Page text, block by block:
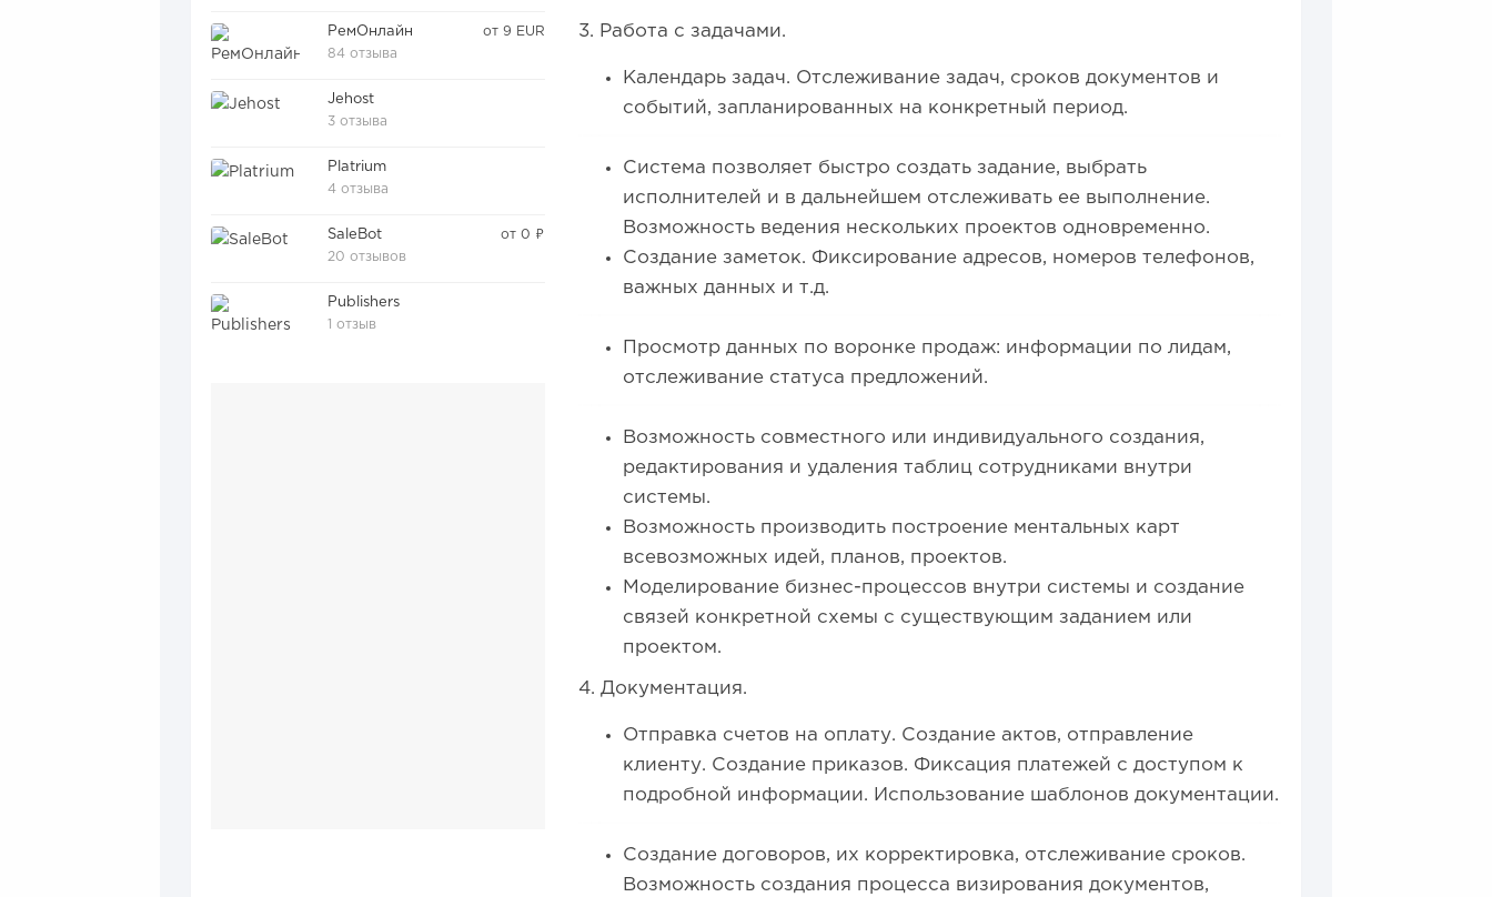
РемОнлайн
84 отзыва
от 9 EUR
Jehost
3 отзыва
Platrium
4 отзыва
SaleBot
20 отзывов
от 0 ₽
Publishers
1 отзыв
3. Работа с задачами.
Календарь задач. Отслеживание задач, сроков документов и
событий, запланированных на конкретный период.
Система позволяет быстро создать задание, выбрать
исполнителей и в дальнейшем отслеживать ее выполнение.
Возможность ведения нескольких проектов одновременно.
Создание заметок. Фиксирование адресов, номеров телефонов,
важных данных и т.д.
Просмотр данных по воронке продаж: информации по лидам,
отслеживание статуса предложений.
Возможность совместного или индивидуального создания,
редактирования и удаления таблиц сотрудниками внутри
системы.
Возможность производить построение ментальных карт
всевозможных идей, планов, проектов.
Моделирование бизнес-процессов внутри системы и создание
связей конкретной схемы с существующим заданием или
проектом.
4. Документация.
Отправка счетов на оплату. Создание актов, отправление
клиенту. Создание приказов. Фиксация платежей с доступом к
подробной информации. Использование шаблонов документации.
Создание договоров, их корректировка, отслеживание сроков.
Возможность создания процесса визирования документов,